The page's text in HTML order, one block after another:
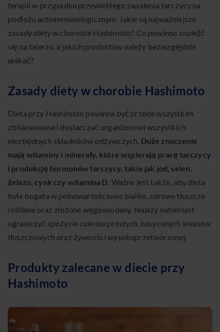
terapii w przypadku przewlekłego zapalenia tarczycy na
podłożu autoimmunologicznym. Jakie są najważniejsze
zasady diety w chorobie Hashimoto? Co powinno znaleźć
się na talerzu, a jakich produktów należy bezwzględnie
unikać?
Zasady diety w chorobie Hashimoto
Dieta przy Hashimoto powinna być przede wszystkim
zbilansowana i dostarczać organizmowi wszystkich
niezbędnych składników odżywczych. Duże znaczenie
mają witaminy i minerały, które wspierają pracę tarczycy
i produkcję hormonów tarczycy, takie jak jod, selen,
żelazo, cynk czy witamina D. Ważne jest także, aby dieta
była bogata w pełnowartościowe białko, zdrowe tłuszcze
roślinne oraz złożone węglowodany. Należy natomiast
ograniczyć spożycie cukrów prostych, nasyconych kwasów
tłuszczowych oraz żywności wysokoprzetworzonej.
Produkty zalecane w diecie przy
Hashimoto